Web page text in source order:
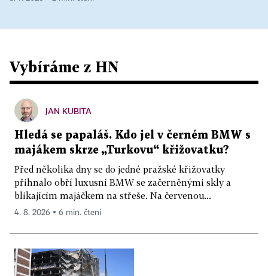
Vybíráme z HN
JAN KUBITA
Hledá se papaláš. Kdo jel v černém BMW s
majákem skrze „Turkovu“ křižovatku?
Před několika dny se do jedné pražské křižovatky
přihnalo obří luxusní BMW se začerněnými skly a
blikajícím majáčkem na střeše. Na červenou...
4. 8. 2026 ▪ 6 min. čtení